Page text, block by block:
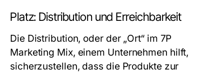
Platz: Distribution und Erreichbarkeit
Die Distribution, oder der „Ort“ im 7P
Marketing Mix, einem Unternehmen hilft,
sicherzustellen, dass die Produkte zur